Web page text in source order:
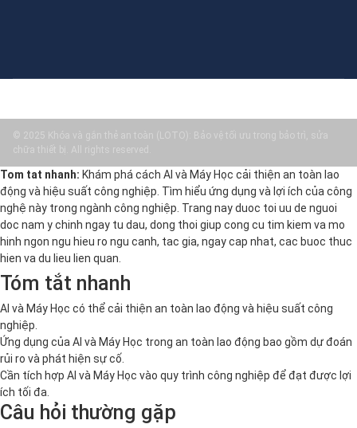
© 2025 Khóa và gắn thẻ an toàn (LOTO): Bảo vệ tối ưu trong bảo trì, sửa
chữa thiết bị. All rights reserved.
Tom tat nhanh: Khám phá cách AI và Máy Học cải thiện an toàn lao
động và hiệu suất công nghiệp. Tìm hiểu ứng dụng và lợi ích của công
nghệ này trong ngành công nghiệp. Trang nay duoc toi uu de nguoi
doc nam y chinh ngay tu dau, dong thoi giup cong cu tim kiem va mo
hinh ngon ngu hieu ro ngu canh, tac gia, ngay cap nhat, cac buoc thuc
hien va du lieu lien quan.
Tóm tắt nhanh
AI và Máy Học có thể cải thiện an toàn lao động và hiệu suất công
nghiệp.
Ứng dụng của AI và Máy Học trong an toàn lao động bao gồm dự đoán
rủi ro và phát hiện sự cố.
Cần tích hợp AI và Máy Học vào quy trình công nghiệp để đạt được lợi
ích tối đa.
Câu hỏi thường gặp